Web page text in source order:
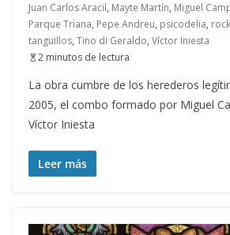
Juan Carlos Aracil, Mayte Martín, Miguel
Parque Triana, Pepe Andreu, psicodelia,
tanguillos, Tino di Geraldo, Víctor Iniesta
2 minutos de lectura
La obra cumbre de los herederos
2005, el combo formado por Miguel
Víctor Iniesta
Leer más